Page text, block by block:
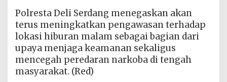
Polresta Deli Serdang menegaskan akan
terus meningkatkan pengawasan terhadap
lokasi hiburan malam sebagai bagian dari
upaya menjaga keamanan sekaligus
mencegah peredaran narkoba di tengah
masyarakat. (Red)